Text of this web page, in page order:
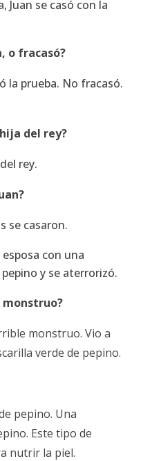
Juan se casó con la
o fracasó?
la prueba. No fracasó.
del rey?
rey.
se casaron.
esposa con una
y se aterrorizó.
monstruo?
monstruo. Vio a
verde de pepino.
pepino. Una
Este tipo de
nutrir la piel.